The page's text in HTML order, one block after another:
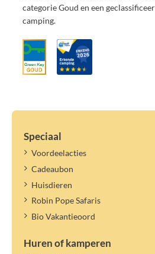
categorie Goud en een
camping.
Speciaal
Voordeelacties
Cadeaubon
Huisdieren
Robin Pope Safaris
Bio Vakantieoord
Huren of kamperen